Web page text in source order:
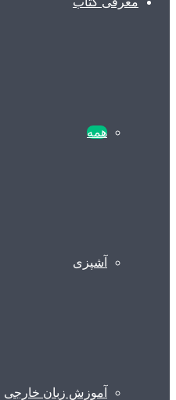
همه
آشپزی
آموزش زبان خارجی